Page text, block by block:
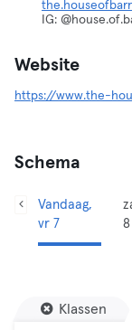
IG:
Website
https://www.the-
Schema
Vandaag,
vr 7
8
Klassen